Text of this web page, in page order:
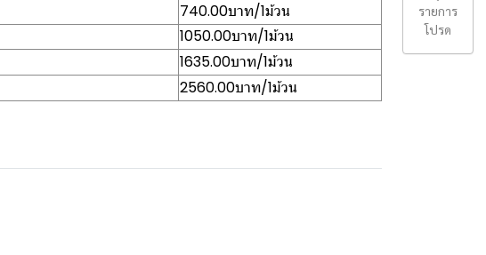
740.00บาท/1ม้วน
1050.00บาท/1ม้วน
1635.00บาท/1ม้วน
2560.00บาท/1ม้วน
รายการ
โปรด